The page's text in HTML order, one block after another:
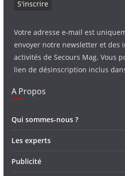
Votre adresse e-mail est
envoyer notre newsletter et des
activités de Secours Mag. Vous
lien de désinscription inclus
A Propos
Qui sommes-nous ?
Les experts
Publicité